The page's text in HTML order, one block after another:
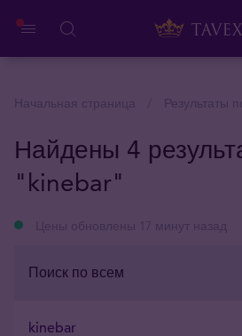
Найдены 4
"kinebar"